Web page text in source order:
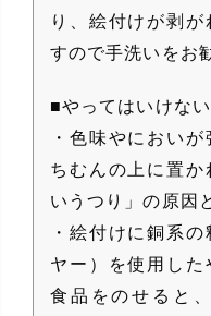
り、絵付けが剥
すので手洗いをお
■やってはいけな
・色味やにおい
ちむんの上に置
いうつり」の原因
・絵付けに銅系
ヤー）を使用し
食品をのせると